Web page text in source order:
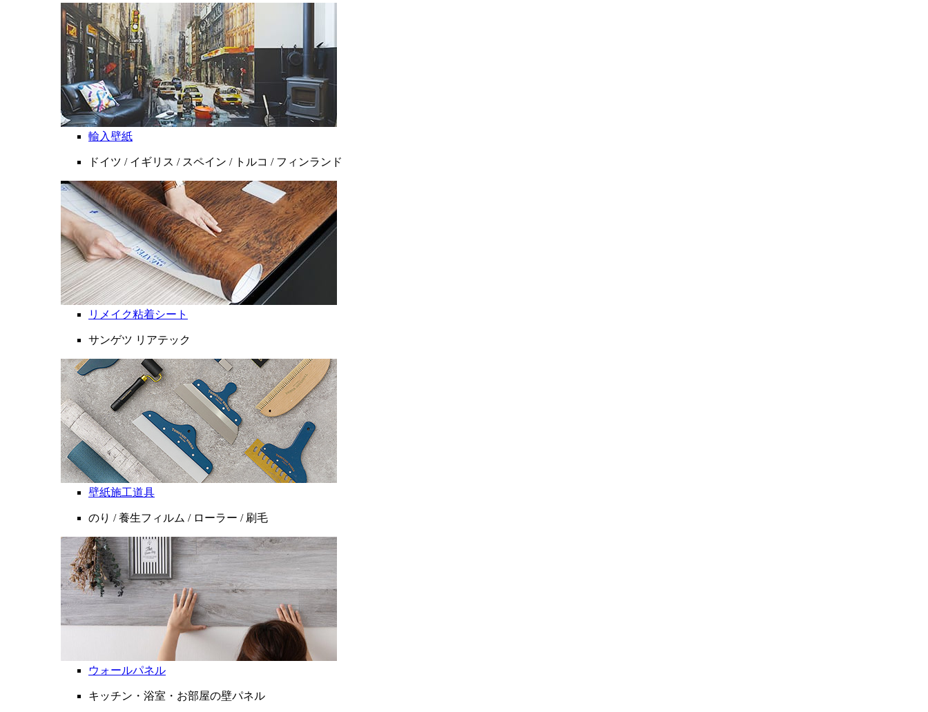
輸入壁紙
ドイツ / イギリス / スペイン / トルコ / フィンランド
リメイク粘着シート
サンゲツ リアテック
壁紙施工道具
のり / 養生フィルム / ローラー / 刷毛
ウォールパネル
キッチン・浴室・お部屋の壁パネル